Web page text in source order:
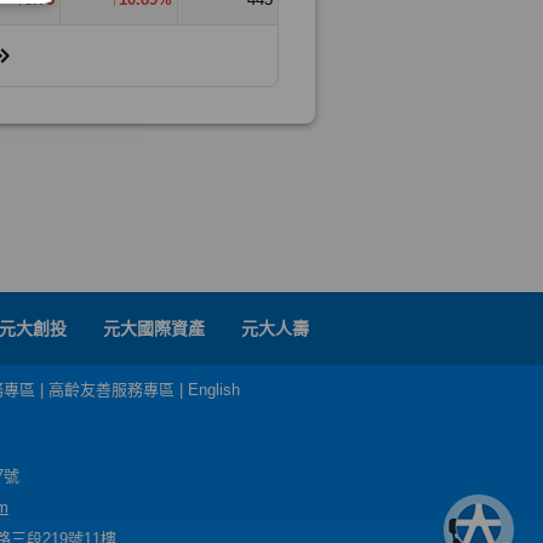
元大創投 元大國際資產 元大人壽
區 高齡友善服務專區 English
號
三段219號11樓